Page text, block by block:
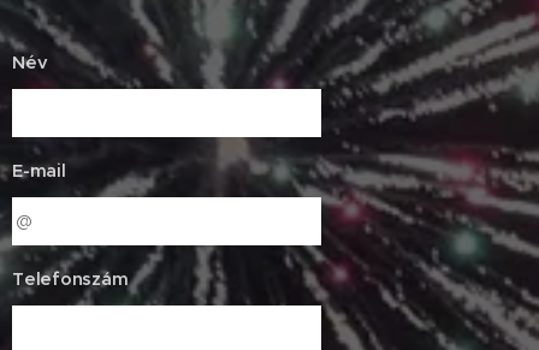
Név
E-mail
Telefonszám